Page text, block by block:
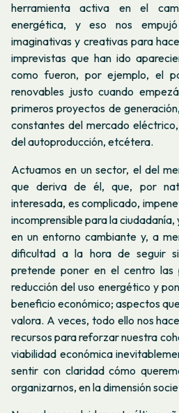
herramienta activa en el
energética, y eso nos
imaginativas y creativas para
imprevistas que han ido
como fueron, por ejemplo, el
renovables justo cuando
primeros proyectos de
constantes del mercado
del autoproducción, etcétera.
Actuamos en un sector, el del
que deriva de él, que, por
interesada, es complicado,
incomprensible para la
en un entorno cambiante y, a
dificultad a la hora de seguir
pretende poner en el centro las
reducción del uso energético y
beneficio económico; aspectos
valora. A veces, todo ello nos
recursos para reforzar nuestra
viabilidad económica
sentir con claridad cómo
organizarnos, en la dimensión